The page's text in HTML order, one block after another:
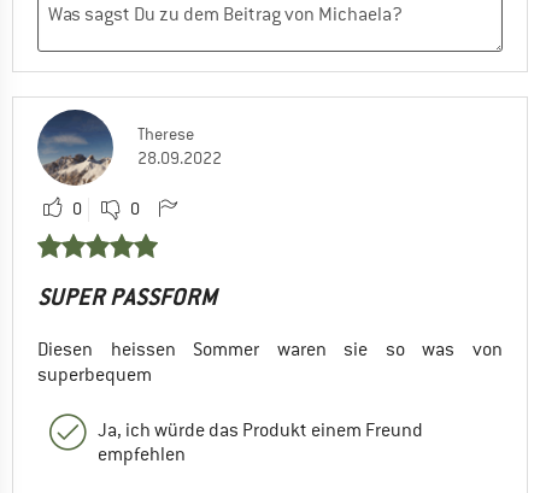
Therese
28.09.2022
0 0
SUPER PASSFORM
Diesen heissen Sommer waren sie so was von
superbequem
Ja, ich würde das Produkt einem Freund
empfehlen